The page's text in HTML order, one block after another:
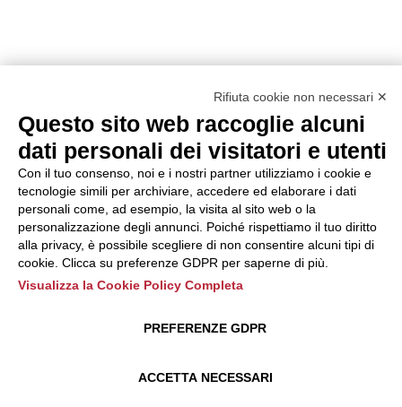
Rifiuta cookie non necessari ✕
Questo sito web raccoglie alcuni
dati personali dei visitatori e utenti
Con il tuo consenso, noi e i nostri partner utilizziamo i cookie e
tecnologie simili per archiviare, accedere ed elaborare i dati
personali come, ad esempio, la visita al sito web o la
personalizzazione degli annunci. Poiché rispettiamo il tuo diritto
alla privacy, è possibile scegliere di non consentire alcuni tipi di
cookie. Clicca su preferenze GDPR per saperne di più.
Visualizza la Cookie Policy Completa
ACCETTA NECESSARI
PREFERENZE GDPR